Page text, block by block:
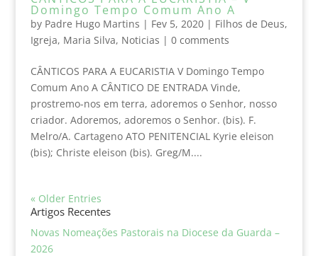
Domingo Tempo Comum Ano A
by Padre Hugo Martins | Fev 5, 2020| Filhos de Deus,
Igreja, Maria Silva, Noticias | 0 comments
CÂNTICOS PARA A EUCARISTIA V Domingo Tempo
Comum Ano A CÂNTICO DE ENTRADA Vinde,
prostremo-nos em terra, adoremos o Senhor, nosso
criador. Adoremos, adoremos o Senhor. (bis). F.
Melro/A. Cartageno ATO PENITENCIAL Kyrie eleison
(bis); Christe eleison (bis). Greg/M....
« Older Entries
Artigos Recentes
Novas Nomeações Pastorais na Diocese da Guarda –
2026